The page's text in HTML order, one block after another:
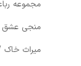
مجموعه
منجی عشق
میراث خاک /